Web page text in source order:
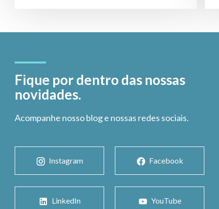
Fique por dentro das nossas
novidades.
Acompanhe nosso blog e nossas redes sociais.
Instagram Facebook
LinkedIn YouTube